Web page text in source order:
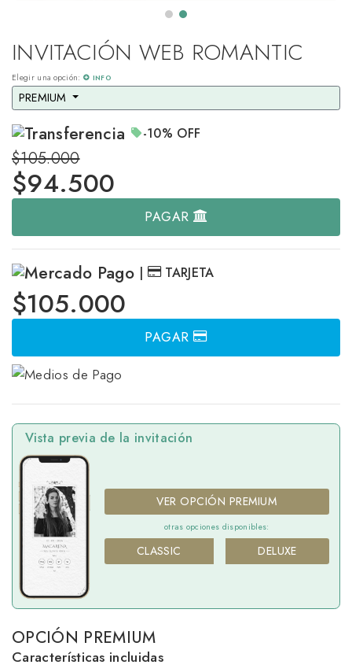
INVITACIÓN WEB ROMANTIC
Elegir una opción: INFO
PREMIUM
-10% OFF
$105.000
$94.500
PAGAR
| TARJETA
$105.000
PAGAR
Vista previa de la invitación
VER OPCIÓN PREMIUM
otras opciones disponibles:
CLASSIC DELUXE
OPCIÓN PREMIUM
Características incluidas